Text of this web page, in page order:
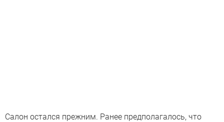
Салон остался прежним. Ранее предполагалось, что